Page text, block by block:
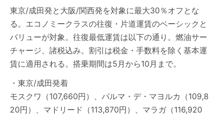
東京/成田発と大阪/関西発を対象に最大30％オフとな
る。エコノミークラスの往復・片道運賃のベーシックと
バリューが対象。往復最低運賃は以下の通り。燃油サー
チャージ、諸税込み。割引は税金・手数料を除く基本運
賃に適用される。搭乗期間は5月から10月まで。
・東京/成田発着
モスクワ（107,660円）、パルマ・デ・マヨルカ（109,8
20円）、マドリード（113,870円）、マラガ（116,920